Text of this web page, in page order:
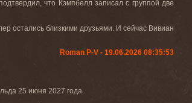
что Кэмпбелл записал с группой две
остались близкими друзьями. И сейчас Вивиан
Roman P-V - 19.06.2026 08:35:53
25 июня 2027 года.